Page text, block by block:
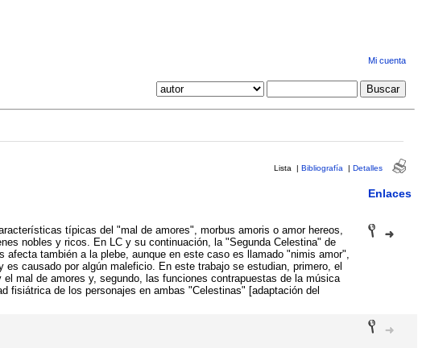
Mi cuenta
Lista | Bibliografía | Detalles
Enlaces
típicas del "mal de amores", morbus amoris o amor hereos,
nobles y ricos. En LC y su continuación, la "Segunda Celestina" de
afecta también a la plebe, aunque en este caso es llamado "nimis amor",
causado por algún maleficio. En este trabajo se estudian, primero, el
mal de amores y, segundo, las funciones contrapuestas de la música
fisiátrica de los personajes en ambas "Celestinas" [adaptación del